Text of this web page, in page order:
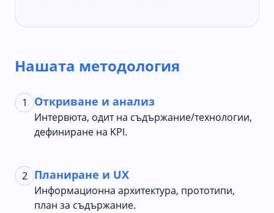
Нашата методология
1 Откриване и анализ
Интервюта, одит на съдържание/технологии,
дефиниране на KPI.
2 Планиране и UX
Информационна архитектура, прототипи,
план за съдържание.